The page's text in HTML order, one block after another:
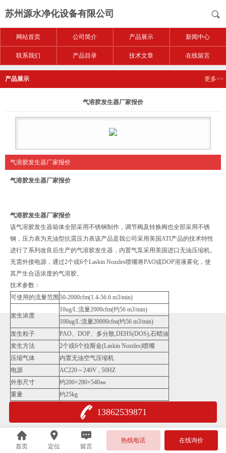
苏州源水净化设备有限公司
网站首页 公司简介 产品展示 新闻中心
联系我们 产品目录 技术文章 在线留言
产品展示 更多>>
气溶胶发生器厂家报价
气溶胶发生器厂家报价
气溶胶发生器厂家报价
气溶胶发生器厂家报价
该气溶胶发生器箱体全部采用不锈钢制作，调节阀及转换阀也全部采用不锈
钢，压力表为充油型抗震压力表该产品是我公司采用美国ATI产品的技术特性
进行了系列改良后生产的气溶胶发生器，内置气泵采用美国进口无油压缩机。
无需外接电源，通过2个或6个Laskin Nozzles喷嘴将PAO或DOP溶液雾化，使
其产生合适浓度的气溶胶。
技术参数：
可使用的流量范围50-2000cfm(1.4-56.6 m3/min)
发生浓度
10ug/L:流量2000cfm(约56 m3/min)
100ug/L:流量20000cfm(约56 m3/min)
发生粒子
PAO、DOP、多分散,DEHS(DOS),石蜡油
发生方法
2个或6个拉斯金(Laskin Nozzles)喷嘴
压缩气体
内置无油空气压缩机
电源
AC220～240V , 50HZ
外形尺寸
约200×280×540㎜
重量
约25kg
13862539871
首页 定位 留言
热线电话 在线询价